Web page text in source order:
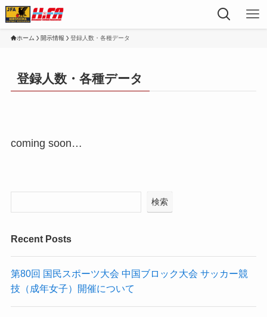
ホーム 開示情報 登録人数・各種データ
登録人数・各種データ
coming soon…
検索
Recent Posts
第80回 国民スポーツ大会 中国ブロック大会 サッカー競
技（成年女子）開催について